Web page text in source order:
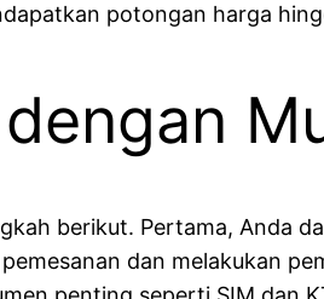
potongan harga
berikut. Pertama, Anda
dan melakukan